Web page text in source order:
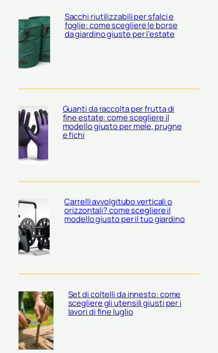
Sacchi riutilizzabili per sfalci e
foglie: come scegliere le borse
da giardino giuste per l’estate
Guanti da raccolta per frutta di
fine estate: come scegliere il
modello giusto per mele, prugne
e fichi
Carrelli avvolgitubo verticali o
orizzontali? come scegliere il
modello giusto per il tuo giardino
Set di coltelli da innesto: come
scegliere gli utensili giusti per i
lavori di fine luglio